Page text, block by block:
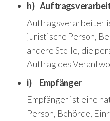
h)
Auftragsverarbeiter
juristische Person,
andere Stelle, die
Auftrag des
i) Empfänger
Empfänger ist eine
Person, Behörde,